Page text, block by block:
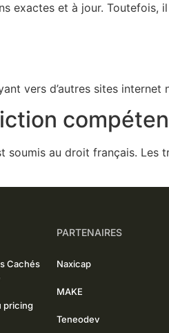
exactes et à jour.
vers d’autres sites internet
au droit français. Les
Cachés
pricing
PARTENAIRES
Naxicap
MAKE
Teneodev